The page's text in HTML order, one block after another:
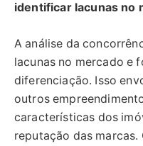
identificar lacunas no
A análise da
lacunas no mercado e
diferenciação. Isso
outros
características dos
reputação das marcas.